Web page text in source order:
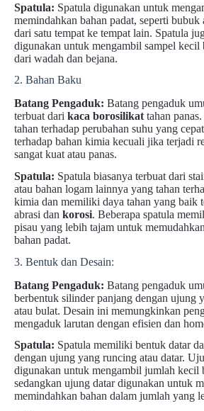
Spatula: Spatula digunakan untuk
memindahkan bahan padat, seperti bubuk
dari satu tempat ke tempat lain. Spatula
digunakan untuk mengambil sampel kecil
dari wadah dan bejana.
2. Bahan Baku
Batang Pengaduk: Batang pengaduk
terbuat dari kaca borosilikat tahan
tahan terhadap perubahan suhu yang
terhadap bahan kimia kecuali jika terjadi
sangat kuat atau panas.
Spatula: Spatula biasanya terbuat dari
atau bahan logam lainnya yang tahan
kimia dan memiliki daya tahan yang baik
abrasi dan korosi. Beberapa spatula
pisau yang lebih tajam untuk
bahan padat.
3. Bentuk dan Desain:
Batang Pengaduk: Batang pengaduk
berbentuk silinder panjang dengan ujung
atau bulat. Desain ini memungkinkan
mengaduk larutan dengan efisien dan
Spatula: Spatula memiliki bentuk datar
dengan ujung yang runcing atau datar.
digunakan untuk mengambil jumlah kecil
sedangkan ujung datar digunakan untuk
memindahkan bahan dalam jumlah yang